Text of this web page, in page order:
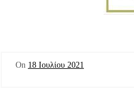
On 18 Ιουλίου 2021